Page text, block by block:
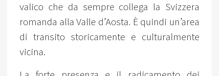
valico che da sempre collega la Svizzera
romanda alla Valle d’Aosta. È quindi un’area
di transito storicamente e culturalmente
vicina.